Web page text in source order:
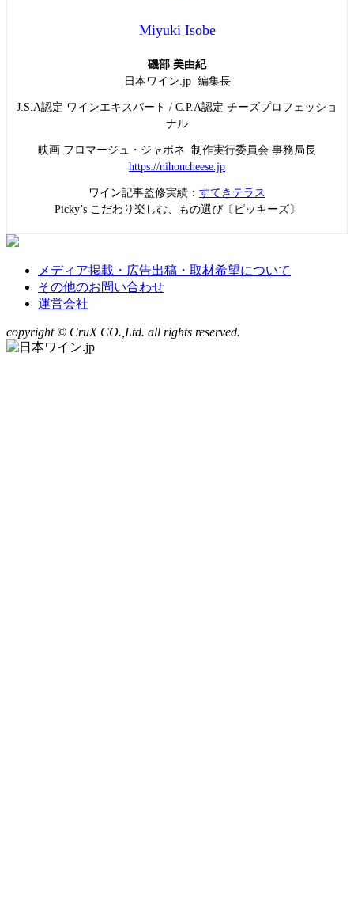
Miyuki Isobe
磯部 美由紀
日本ワイン.jp 編集長
J.S.A認定 ワインエキスパート / C.P.A認定 チーズプロフェッショ
ナル
映画 フロマージュ・ジャポネ 制作実行委員会 事務局長
https://nihoncheese.jp
ワイン記事監修実績： すてきテラス
Picky’s こだわり楽しむ、もの選び〔ピッキーズ〕
メディア掲載・広告出稿・取材希望について
その他のお問い合わせ
運営会社
copyright © CruX CO.,Ltd. all rights reserved.